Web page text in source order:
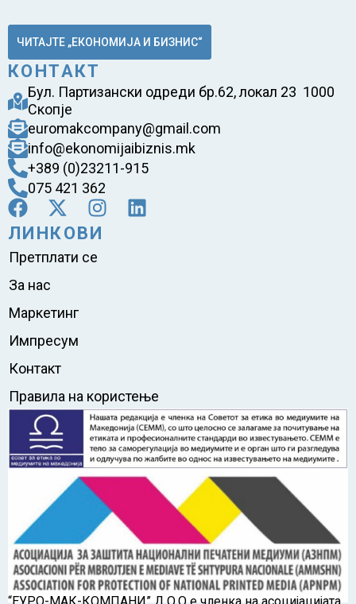
ЧИТАЈТЕ „ЕКОНОМИЈА И БИЗНИС“
КОНТАКТ
Бул. Партизански одреди бр.62, локал 23 1000
Скопје
euromakcompany@gmail.com
info@ekonomijaibiznis.mk
+389 (0)23211-915
075 421 362
ЛИНКОВИ
Претплати се
За нас
Маркетинг
Импресум
Контакт
Правила на користење